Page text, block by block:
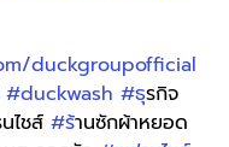
duckgroupofficial
#duckwash #ธุรกิจ
ไชส์ #ร้านซักผ้าหยอด